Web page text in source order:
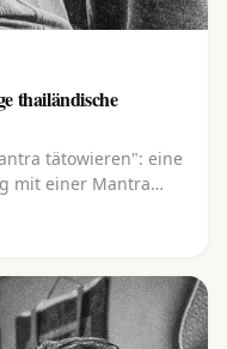
thailändische
tätowieren": eine
mit einer Mantra
Schrift und